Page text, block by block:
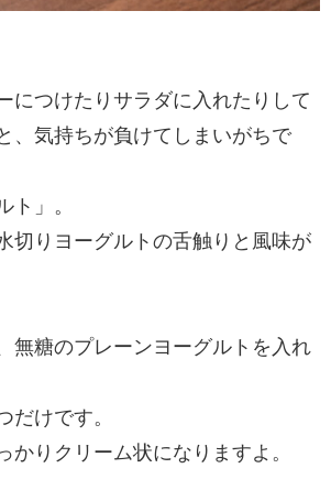
につけたりサラダに入れたりして
、気持ちが負けてしまいがちで
」。
切りヨーグルトの舌触りと風味が
無糖のプレーンヨーグルトを入れ
けです。
りクリーム状になりますよ。